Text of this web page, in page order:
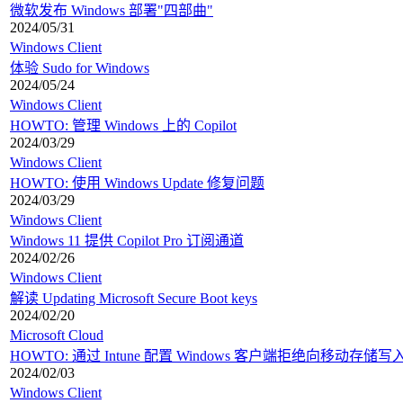
微软发布 Windows 部署"四部曲"
2024/05/31
Windows Client
体验 Sudo for Windows
2024/05/24
Windows Client
HOWTO: 管理 Windows 上的 Copilot
2024/03/29
Windows Client
HOWTO: 使用 Windows Update 修复问题
2024/03/29
Windows Client
Windows 11 提供 Copilot Pro 订阅通道
2024/02/26
Windows Client
解读 Updating Microsoft Secure Boot keys
2024/02/20
Microsoft Cloud
HOWTO: 通过 Intune 配置 Windows 客户端拒绝向移动存储写
2024/02/03
Windows Client